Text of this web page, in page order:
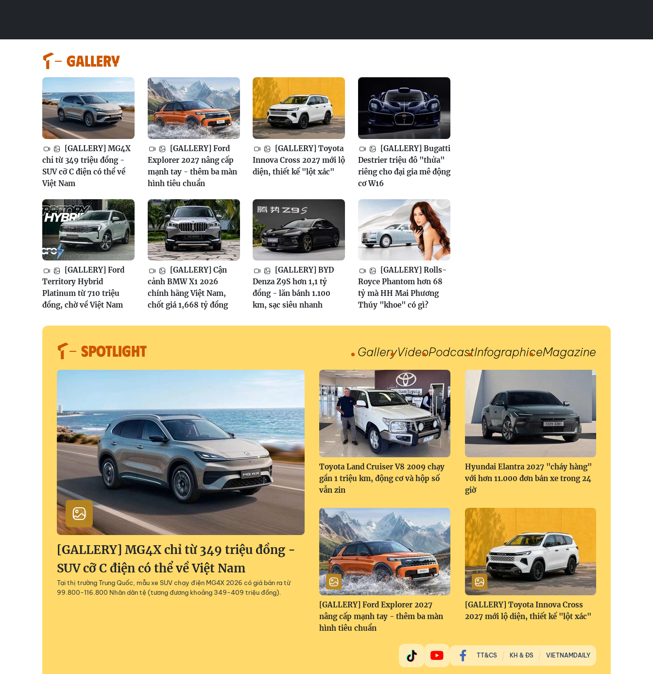
GALLERY
[GALLERY] MG4X
chỉ từ 349 triệu đồng -
SUV cỡ C điện có thể về
Việt Nam
[GALLERY] Ford
Explorer 2027 nâng cấp
mạnh tay - thêm ba màn
hình tiêu chuẩn
[GALLERY] Toyota
Innova Cross 2027 mới lộ
diện, thiết kế "lột xác"
[GALLERY] Bugatti
Destrier triệu đô "thửa"
riêng cho đại gia mê động
cơ W16
[GALLERY] Ford
Territory Hybrid
Platinum từ 710 triệu
đồng, chờ về Việt Nam
[GALLERY] Cận
cảnh BMW X1 2026
chính hãng Việt Nam,
chốt giá 1,668 tỷ đồng
[GALLERY] BYD
Denza Z9S hơn 1,1 tỷ
đồng - lăn bánh 1.100
km, sạc siêu nhanh
[GALLERY] Rolls-
Royce Phantom hơn 68
tỷ mà HH Mai Phương
Thúy "khoe" có gì?
SPOTLIGHT GalleryVideoPodcastInfographiceMagazine
[GALLERY] MG4X chỉ từ 349 triệu đồng -
SUV cỡ C điện có thể về Việt Nam
Tại thị trường Trung Quốc, mẫu xe SUV chạy điện MG4X 2026 có giá bán ra từ
99.800-116.800 Nhân dân tệ (tương đương khoảng 349-409 triệu đồng).
Toyota Land Cruiser V8 2009 chạy
gần 1 triệu km, động cơ và hộp số
vẫn zin
Hyundai Elantra 2027 "cháy hàng"
với hơn 11.000 đơn bán xe trong 24
giờ
[GALLERY] Ford Explorer 2027
nâng cấp mạnh tay - thêm ba màn
hình tiêu chuẩn
[GALLERY] Toyota Innova Cross
2027 mới lộ diện, thiết kế "lột xác"
TT&CS KH & ĐS VIETNAMDAILY